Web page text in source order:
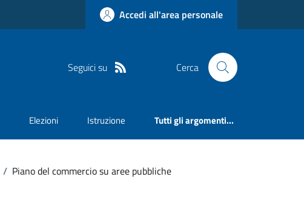
Accedi all'area personale
Seguici su Cerca
Elezioni Istruzione Tutti gli argomenti...
/ Piano del commercio su aree pubbliche